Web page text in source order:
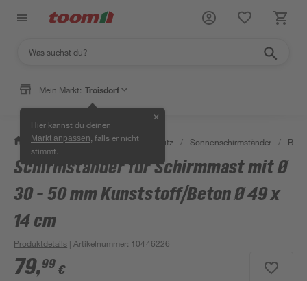
Mein Markt: Troisdorf
Hier kannst du deinen
Markt anpassen , falls er nicht
stimmt.
✕
/ Garten & Freizeit / Sonnenschutz / Sonnenschirmständer /
Schirmständer für Schirmmast mit Ø
30 - 50 mm Kunststoff/Beton Ø 49 x
14 cm
Produktdetails | Artikelnummer: 10446226
79,99 €